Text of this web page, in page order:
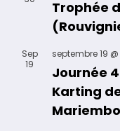
Trophée
Sep
19
septembre 19
Journée
Karting